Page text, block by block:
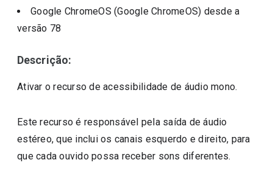
Google ChromeOS (Google ChromeOS) desde a
versão 78
Descrição:
Ativar o recurso de acessibilidade de áudio mono.
Este recurso é responsável pela saída de áudio
estéreo, que inclui os canais esquerdo e direito, para
que cada ouvido possa receber sons diferentes.